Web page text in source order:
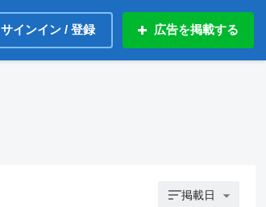
サインイン / 登録 広告を掲載する
掲載日